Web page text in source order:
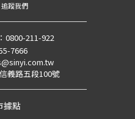
追蹤我們
0800-211-922
7666
義路五段100號
據點